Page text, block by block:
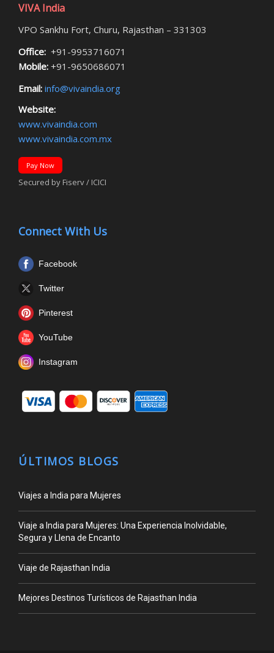
VIVA India
VPO Sankhu Fort, Churu, Rajasthan – 331303
Office: +91-9953716071
Mobile: +91-9650686071
Email: info@vivaindia.org
Website:
www.vivaindia.com
www.vivaindia.com.mx
Pay Now
Secured by Fiserv / ICICI
Connect With Us
Facebook
Twitter
Pinterest
YouTube
Instagram
ÚLTIMOS BLOGS
Viajes a India para Mujeres
Viaje a India para Mujeres: Una Experiencia Inolvidable,
Segura y Llena de Encanto
Viaje de Rajasthan India
Mejores Destinos Turísticos de Rajasthan India